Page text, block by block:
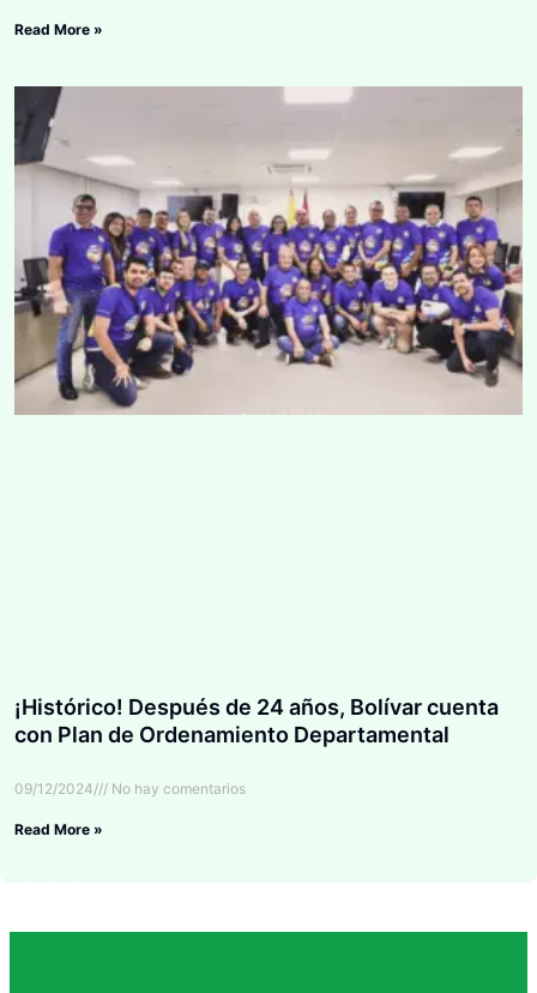
Read More »
¡Histórico! Después de 24 años, Bolívar cuenta
con Plan de Ordenamiento Departamental
09/12/2024 No hay comentarios
Read More »